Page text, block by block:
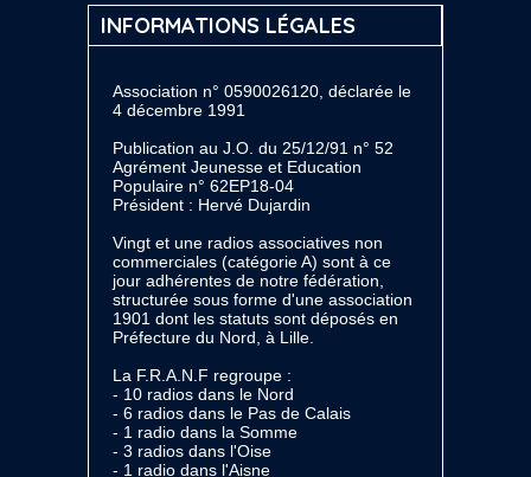
INFORMATIONS LÉGALES
Association n° 0590026120, déclarée le
4 décembre 1991
Publication au J.O. du 25/12/91 n° 52
Agrément Jeunesse et Education
Populaire n° 62EP18-04
Président : Hervé Dujardin
Vingt et une radios associatives non
commerciales (catégorie A) sont à ce
jour adhérentes de notre fédération,
structurée sous forme d'une association
1901 dont les statuts sont déposés en
Préfecture du Nord, à Lille.
La F.R.A.N.F regroupe :
- 10 radios dans le Nord
- 6 radios dans le Pas de Calais
- 1 radio dans la Somme
- 3 radios dans l'Oise
- 1 radio dans l'Aisne